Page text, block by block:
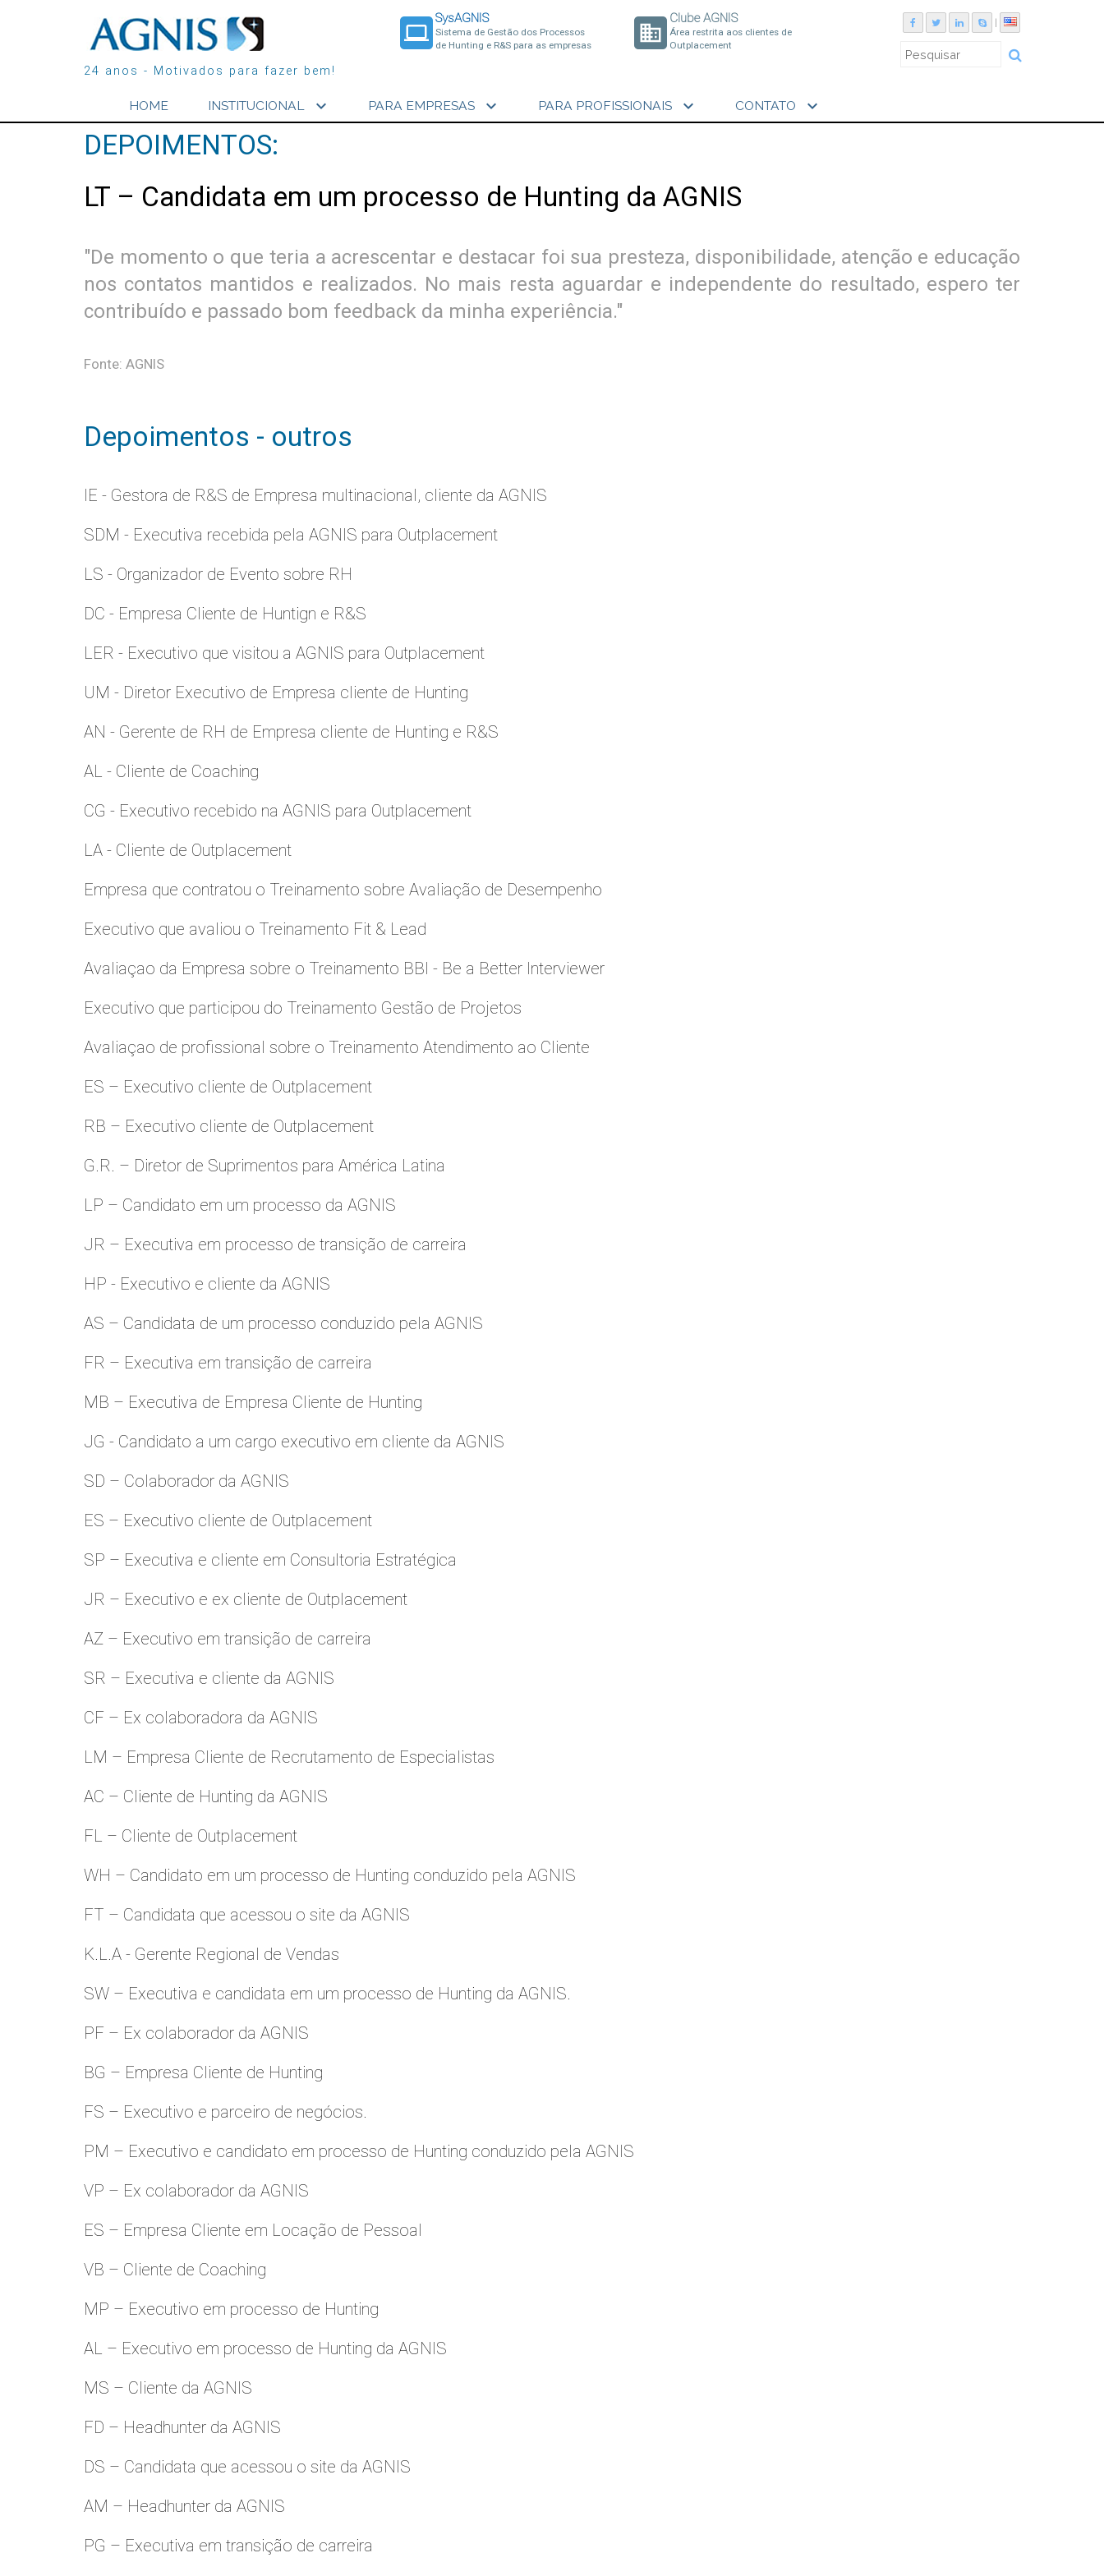
24 anos - Motivados para fazer bem!
laptop
SysAGNIS
Sistema de Gestão dos Processos
de Hunting e R&S para as empresas
business
Clube AGNIS
Área restrita aos clientes de
Outplacement
HOME INSTITUCIONAL expand_more PARA EMPRESAS expand_more PARA PROFISSIONAIS expand_more CONTATO expand_more
DEPOIMENTOS:
LT – Candidata em um processo de Hunting da AGNIS
"De momento o que teria a acrescentar e destacar foi sua presteza, disponibilidade, atenção e educação
nos contatos mantidos e realizados. No mais resta aguardar e independente do resultado, espero ter
contribuído e passado bom feedback da minha experiência."
Fonte: AGNIS
Depoimentos - outros
IE - Gestora de R&S de Empresa multinacional, cliente da AGNIS
SDM - Executiva recebida pela AGNIS para Outplacement
LS - Organizador de Evento sobre RH
DC - Empresa Cliente de Huntign e R&S
LER - Executivo que visitou a AGNIS para Outplacement
UM - Diretor Executivo de Empresa cliente de Hunting
AN - Gerente de RH de Empresa cliente de Hunting e R&S
AL - Cliente de Coaching
CG - Executivo recebido na AGNIS para Outplacement
LA - Cliente de Outplacement
Empresa que contratou o Treinamento sobre Avaliação de Desempenho
Executivo que avaliou o Treinamento Fit & Lead
Avaliaçao da Empresa sobre o Treinamento BBI - Be a Better Interviewer
Executivo que participou do Treinamento Gestão de Projetos
Avaliaçao de profissional sobre o Treinamento Atendimento ao Cliente
ES – Executivo cliente de Outplacement
RB – Executivo cliente de Outplacement
G.R. – Diretor de Suprimentos para América Latina
LP – Candidato em um processo da AGNIS
JR – Executiva em processo de transição de carreira
HP - Executivo e cliente da AGNIS
AS – Candidata de um processo conduzido pela AGNIS
FR – Executiva em transição de carreira
MB – Executiva de Empresa Cliente de Hunting
JG - Candidato a um cargo executivo em cliente da AGNIS
SD – Colaborador da AGNIS
ES – Executivo cliente de Outplacement
SP – Executiva e cliente em Consultoria Estratégica
JR – Executivo e ex cliente de Outplacement
AZ – Executivo em transição de carreira
SR – Executiva e cliente da AGNIS
CF – Ex colaboradora da AGNIS
LM – Empresa Cliente de Recrutamento de Especialistas
AC – Cliente de Hunting da AGNIS
FL – Cliente de Outplacement
WH – Candidato em um processo de Hunting conduzido pela AGNIS
FT – Candidata que acessou o site da AGNIS
K.L.A - Gerente Regional de Vendas
SW – Executiva e candidata em um processo de Hunting da AGNIS.
PF – Ex colaborador da AGNIS
BG – Empresa Cliente de Hunting
FS – Executivo e parceiro de negócios.
PM – Executivo e candidato em processo de Hunting conduzido pela AGNIS
VP – Ex colaborador da AGNIS
ES – Empresa Cliente em Locação de Pessoal
VB – Cliente de Coaching
MP – Executivo em processo de Hunting
AL – Executivo em processo de Hunting da AGNIS
MS – Cliente da AGNIS
FD – Headhunter da AGNIS
DS – Candidata que acessou o site da AGNIS
AM – Headhunter da AGNIS
PG – Executiva em transição de carreira